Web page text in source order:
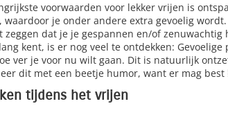
voorwaarden voor lekker vrijen is
je onder andere extra gevoelig
dat je je gespannen en/of zenuwachtig
kent, is er nog veel te ontdekken:
ver je voor nu wilt gaan. Dit is natuurlijk
dit met een beetje humor, want er mag
tijdens het vrijen